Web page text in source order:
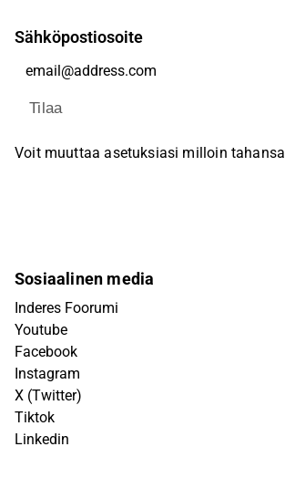
Sähköpostiosoite
Tilaa
Voit muuttaa asetuksiasi milloin tahansa
Sosiaalinen media
Inderes Foorumi
Youtube
Facebook
Instagram
X (Twitter)
Tiktok
Linkedin